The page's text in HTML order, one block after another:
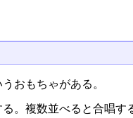
うおもちゃがある。
。複数並べると合唱